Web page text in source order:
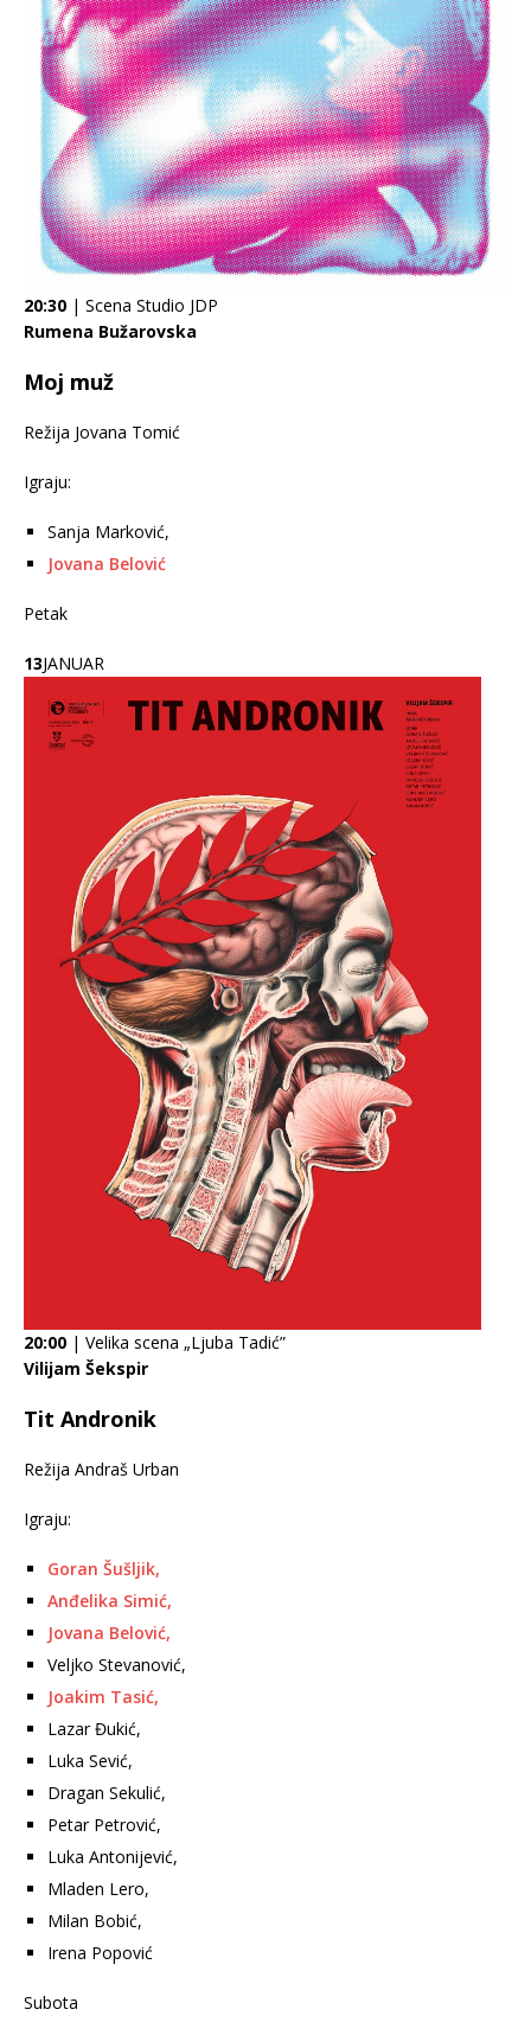
20:30 | Scena Studio JDP
Rumena Bužarovska
Moj muž
Režija Jovana Tomić
Igraju:
Sanja Marković,
Jovana Belović
Petak
13JANUAR
20:00 | Velika scena „Ljuba Tadić”
Vilijam Šekspir
Tit Andronik
Režija Andraš Urban
Igraju:
Goran Šušljik,
Anđelika Simić,
Jovana Belović,
Veljko Stevanović,
Joakim Tasić,
Lazar Đukić,
Luka Sević,
Dragan Sekulić,
Petar Petrović,
Luka Antonijević,
Mladen Lero,
Milan Bobić,
Irena Popović
Subota